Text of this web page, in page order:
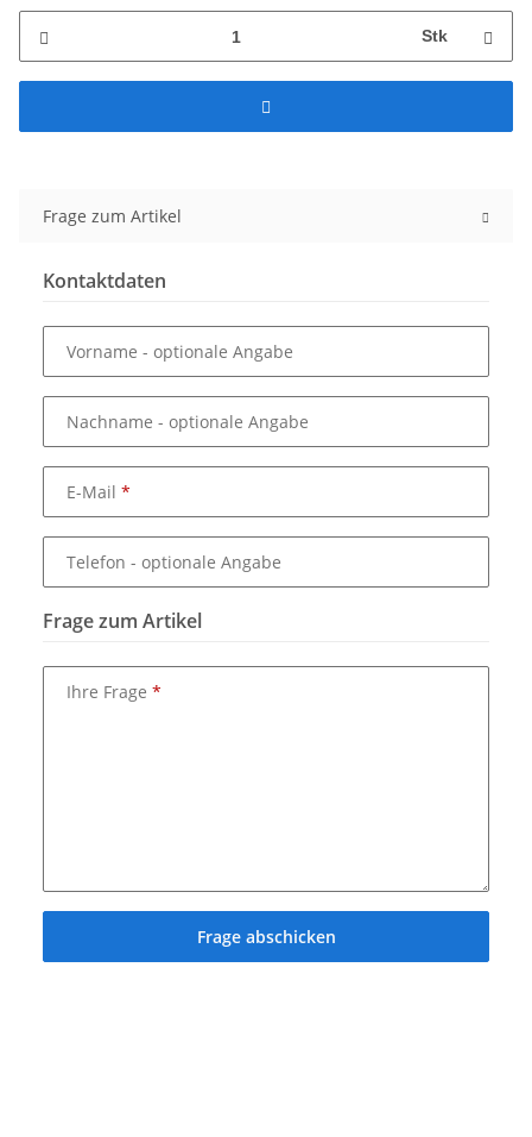
Stk
Frage zum Artikel
Kontaktdaten
Vorname - optionale Angabe
Nachname - optionale Angabe
E-Mail
Telefon - optionale Angabe
Frage zum Artikel
Ihre Frage
Frage abschicken